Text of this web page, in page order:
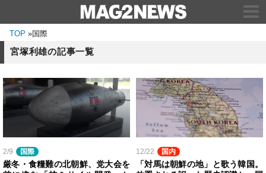
TOP »国際
宮塚利雄の記事一覧
2/9 国際
厳冬・食糧難の北朝鮮、党大会を
12/22 国内
「対馬は朝鮮の地」と歌う韓国。